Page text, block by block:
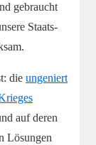
gebraucht
Staats-
die ungeniert
auf deren
Lösungen